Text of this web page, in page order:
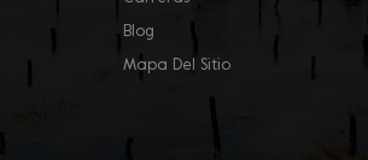
Blog
Mapa Del Sitio